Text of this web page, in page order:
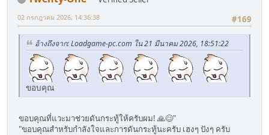
#169
02 กรกฎาคม 2026, 14:36:38
อ้างถึงจาก: Loadgame-pc.com ใน 21 มีนาคม 2026, 18:51:22
ขอบคุณ
ขอบคุณที่แวะมาช่วยดันกระทู้ให้ครับผม! 🙏😊"
"ขอบคุณสำหรับกำลังใจและการดันกระทู้นะครับ เฮงๆ ปังๆ ครับ